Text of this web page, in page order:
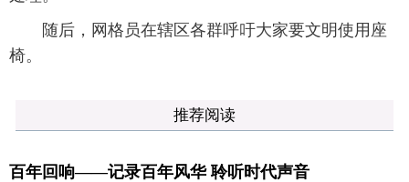
随后，网格员在辖区各群呼吁大家要文明使用座
椅。
推荐阅读
百年回响——记录百年风华 聆听时代声音